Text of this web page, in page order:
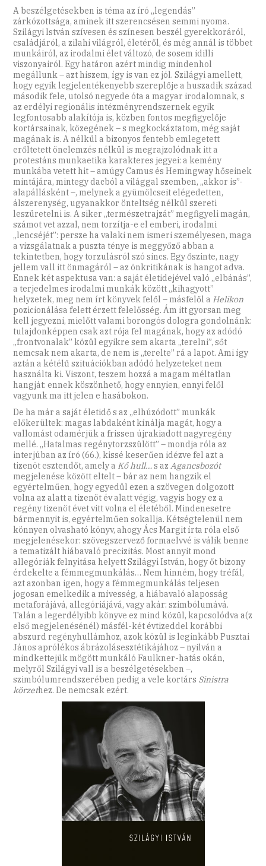
A beszélgetésekben is téma az író „legendás”
zárkózottsága, aminek itt szerencsésen semmi nyoma.
Szilágyi István szívesen és színesen beszél gyerekkoráról,
családjáról, a zilahi világról, életéről, és még annál is többet
munkáiról, az irodalmi élet változó, de sosem idilli
viszonyairól. Egy határon azért mindig mindenhol
megállunk – azt hiszem, így is van ez jól. Szilágyi amellett,
hogy egyik legjelentékenyebb szereplője a huszadik század
második fele, utolsó negyede óta a magyar irodalomnak, s
az erdélyi regionális intézményrendszernek egyik
legfontosabb alakítója is, közben fontos megfigyelője
kortársainak, közegének – s megkockáztatom, még saját
magának is. A nélkül a bizonyos fentebb emlegetett
erőltetett önelemzés nélkül is megrajzolódnak itt a
protestáns munkaetika karakteres jegyei: a kemény
munkába vetett hit – amúgy Camus és Hemingway hőseinek
mintájára, mintegy dacból a világgal szemben, „akkor is”-
alapállásként –, melynek a gyümölcseit elégedetten,
álszerenység, ugyanakkor önteltség nélkül szereti
leszüretelni is. A siker „természetrajzát” megfigyeli magán,
számot vet azzal, nem torzítja-e el emberi, irodalmi
„lencséjét”: persze ha valaki nem ismeri személyesen, maga
a vizsgálatnak a puszta ténye is meggyőző abban a
tekintetben, hogy torzulásról szó sincs. Egy őszinte, nagy
jellem vall itt önmagáról – az önkritikának is hangot adva.
Ennek két aspektusa van: a saját életidejével való „elbánás”,
a terjedelmes irodalmi munkák között „kihagyott”
helyzetek, meg nem írt könyvek felől – másfelől a Helikon
pozicionálása felett érzett felelősség. Ám itt gyorsan meg
kell jegyezni, mielőtt valami borongós dologra gondolnánk:
tulajdonképpen csak azt rója fel magának, hogy az adódó
„frontvonalak” közül egyikre sem akarta „terelni”, sőt
nemcsak nem akarta, de nem is „terelte” rá a lapot. Ami így
aztán a kétélű szituációkban adódó helyzeteket nem
használta ki. Viszont, teszem hozzá a magam méltatlan
hangját: ennek köszönhető, hogy ennyien, ennyi felől
vagyunk ma itt jelen e hasábokon.
De ha már a saját életidő s az „elhúzódott” munkák
előkerültek: magas labdaként kínálja magát, hogy a
vallomást odamérjük a frissen újrakiadott nagyregény
mellé. „Hatalmas regénytorzszülött” – mondja róla az
interjúban az író (66.), kissé keserűen idézve fel azt a
tizenöt esztendőt, amely a Kő hull…s azAgancsbozót
megjelenése között eltelt – bár az nem hangzik el
egyértelműen, hogy egyedül ezen a szövegen dolgozott
volna az alatt a tizenöt év alatt végig, vagyis hogy ez a
regény tizenöt évet vitt volna el életéből. Mindenesetre
bármennyit is, egyértelműen sokallja. Kétségtelenül nem
könnyen olvasható könyv, ahogy Ács Margit írta róla első
megjelenésekor: szövegszervező formaelvvé is válik benne
a tematizált hiábavaló precizitás. Most annyit mond
allegóriák felnyitása helyett Szilágyi István, hogy őt bizony
érdekelte a fémmegmunkálás… Nem hinném, hogy tréfál,
azt azonban igen, hogy a fémmegmunkálás teljesen
jogosan emelkedik a mívesség, a hiábavaló alaposság
metaforájává, allegóriájává, vagy akár: szimbólumává.
Talán a legerdélyibb könyve ez mind közül, kapcsolódva a(z
első megjelenésénél) másfél-két évtizeddel korábbi
abszurd regényhullámhoz, azok közül is leginkább Pusztai
János aprólékos ábrázolásesztétikájához – nyilván a
mindkettejük mögött munkáló Faulkner-hatás okán,
melyről Szilágyi vall is a beszélgetésekben –,
szimbólumrendszerében pedig a vele kortárs Sinistra
körzethez. De nemcsak ezért.